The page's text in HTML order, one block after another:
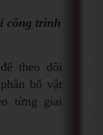
công trình
theo dõi
bổ vật
từng giai